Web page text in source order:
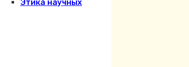
Этика научных